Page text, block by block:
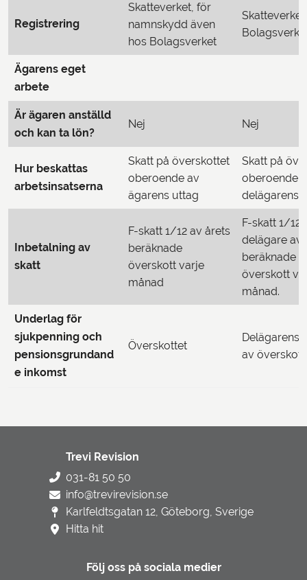
Registrering
Skatteverket, för
namnskydd även
hos Bolagsverket
Ägarens eget
arbete
Är ägaren anställd
och kan ta lön?
Nej Nej
Hur beskattas
arbetsinsatserna
Skatt på överskottet
oberoende av
ägarens uttag
Skatt på
oberoende
delägarens
Inbetalning av
skatt
F-skatt 1/12 av årets
beräknade
överskott varje
månad
F-skatt 1/12
delägare av
beräknade
överskott
månad.
Underlag för
sjukpenning och
pensionsgrundand
e inkomst
Överskottet
Delägarens
av
Trevi Revision
031-81 50 50
info@trevirevision.se
Karlfeldtsgatan 12, Göteborg, Sverige
Hitta hit
Följ oss på sociala medier